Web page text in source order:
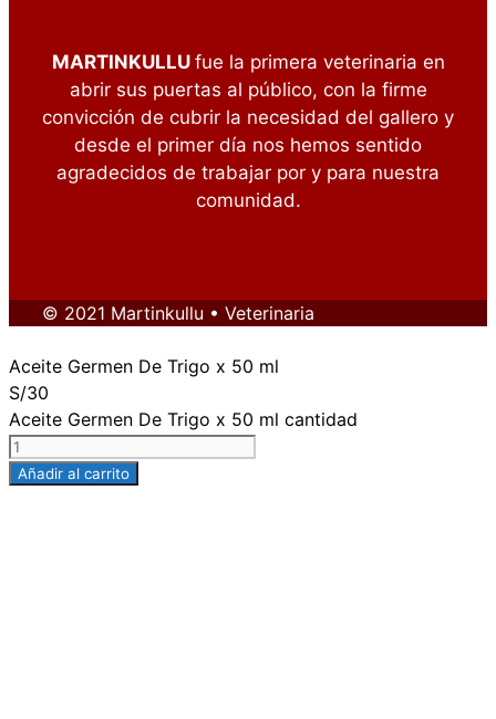
MARTINKULLU fue la primera veterinaria en
abrir sus puertas al público, con la firme
convicción de cubrir la necesidad del gallero y
desde el primer día nos hemos sentido
agradecidos de trabajar por y para nuestra
comunidad.
© 2021 Martinkullu • Veterinaria
Aceite Germen De Trigo x 50 ml
S/30
Aceite Germen De Trigo x 50 ml cantidad
Añadir al carrito